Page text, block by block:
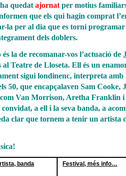
quedat ajornat per motius
que els qui hagin comprat
la per al dia que es torni programar
dels doblers.
la de recomanar-vos l’actuació de
al Teatre de Lloseta. Ell és un
sigui londinenc, interpreta amb
50, que encapçalaven Sam Cooke,
Van Morrison, Aretha Franklin i
convidat, a ell i la seva banda, a
clar que tornem a tenir un artista
banda Festival, més info…